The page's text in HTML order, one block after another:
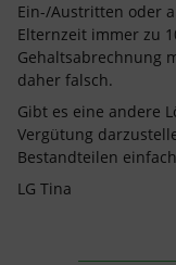
Ein-/Austritten oder
Elternzeit immer zu
Gehaltsabrechnung
daher falsch.
Gibt es eine andere
Vergütung
Bestandteilen
LG Tina